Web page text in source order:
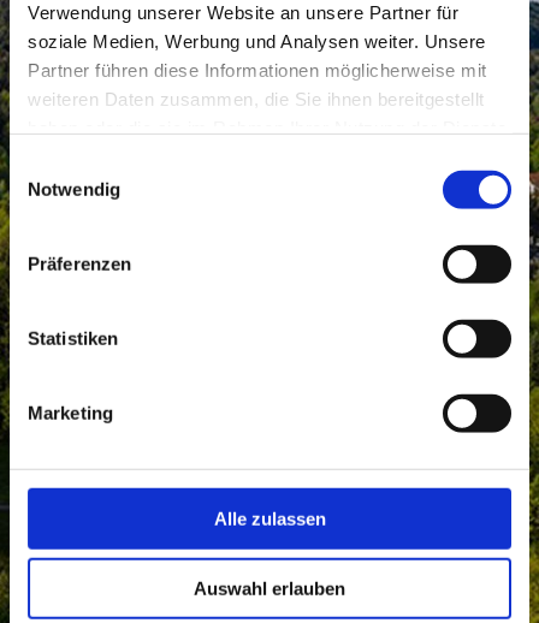
Verwendung unserer Website an unsere Partner für
soziale Medien, Werbung und Analysen weiter. Unsere
Partner führen diese Informationen möglicherweise mit
weiteren Daten zusammen, die Sie ihnen bereitgestellt
Notwendig
Präferenzen
Statistiken
Marketing
Alle zulassen
Auswahl erlauben